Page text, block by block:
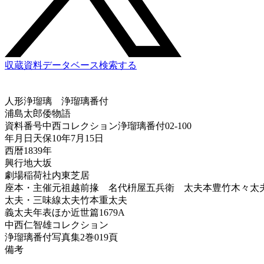
収蔵資料データベース検索する
人形浄瑠璃 浄瑠璃番付
浦島太郎倭物語
資料番号中西コレクション浄瑠璃番付02-100
年月日 天保10年7月15日
西暦1839年
興行地大坂
劇場稲荷社内東芝居
座本・主催元祖越前掾 名代枡屋五兵衛 太夫本豊竹木々太
太夫・三味線太夫竹本重太夫
義太夫年表ほか近世篇1679A
中西仁智雄コレクション
浄瑠璃番付写真集2巻019頁
備考